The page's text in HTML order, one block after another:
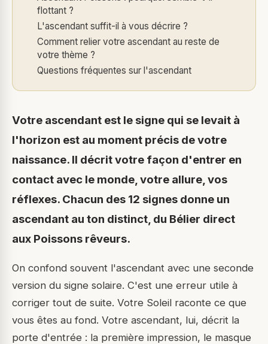
flottant ?
L'ascendant suffit-il à vous décrire ?
Comment relier votre ascendant au reste de
votre thème ?
Questions fréquentes sur l'ascendant
Votre ascendant est le signe qui se levait à
l'horizon est au moment précis de votre
naissance. Il décrit votre façon d'entrer en
contact avec le monde, votre allure, vos
réflexes. Chacun des 12 signes donne un
ascendant au ton distinct, du Bélier direct
aux Poissons rêveurs.
On confond souvent l'ascendant avec une seconde
version du signe solaire. C'est une erreur utile à
corriger tout de suite. Votre Soleil raconte ce que
vous êtes au fond. Votre ascendant, lui, décrit la
porte d'entrée : la première impression, le masque